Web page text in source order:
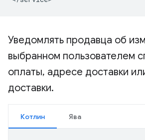
Уведомлять продавца об
выбранном пользователем
оплаты, адресе доставки
доставки.
Котлин Ява